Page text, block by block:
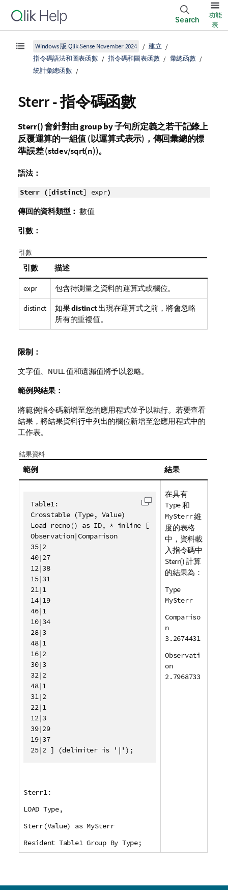
Search
功能
表
Windows 版 Qlik Sense November 2024
建立
指令碼語法和圖表函數
指令碼和圖表函數
彙總函數
統計彙總函數
Sterr - 指令碼函數
Sterr()會針對由group by子句所定義之若干記錄上
反覆運算的一組值 (以運算式表示)，傳回彙總的標
準誤差 (stdev/sqrt(n))。
語法：
Sterr ([distinct] expr)
傳回的資料類型： 數值
引數：
引數
引數 描述
expr 包含待測量之資料的運算式或欄位。
distinct 如果distinct出現在運算式之前，將會忽略
所有的重複值。
限制：
文字值、 NULL值和遺漏值將予以忽略。
範例與結果：
將範例指令碼新增至您的應用程式並予以執行。若要查看
結果，將結果資料行中列出的欄位新增至您應用程式中的
工作表。
結果資料
範例 結果
Table1:
Crosstable (Type, Value)
Load recno() as ID, * inline [
Observation|Comparison
35|2
40|27
12|38
15|31
21|1
14|19
46|1
10|34
28|3
48|1
16|2
30|3
32|2
48|1
31|2
22|1
12|3
39|29
19|37
25|2 ] (delimiter is '|');
將代碼複製到剪貼簿
Sterr1:
LOAD Type,
Sterr(Value) as MySterr
Resident Table1 Group By Type;
在具有
Type和
MySterr維
度的表格
中，資料載
入指令碼中
Sterr()計算
的結果為：
Type
MySterr
Compariso
n
3.2674431
Observati
on
2.7968733